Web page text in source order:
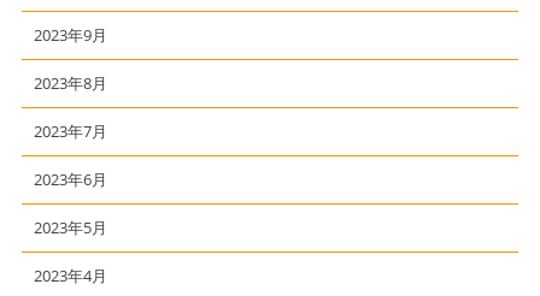
2023年9月
2023年8月
2023年7月
2023年6月
2023年5月
2023年4月